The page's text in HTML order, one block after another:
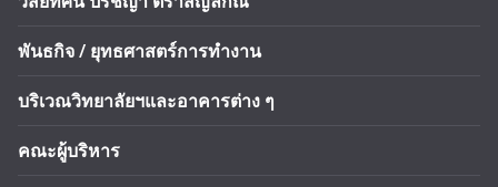
พันธกิจ / ยุทธศาสตร์การทำงาน
บริเวณวิทยาลัยฯและอาคารต่าง ๆ
คณะผู้บริหาร